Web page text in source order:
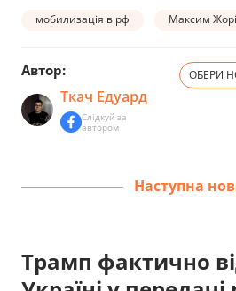
мобилизація в рф Максим
Автор:
Ткач Едуард
Слідкуй за
автором
ОБЕРИ
Наступна
Трамп фактично